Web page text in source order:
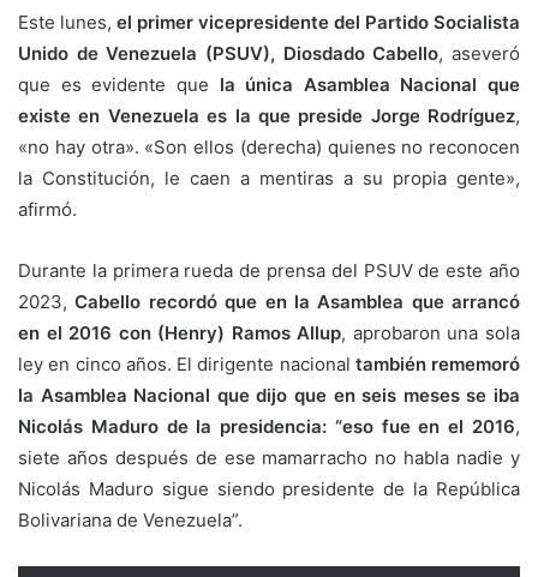
Este lunes, el primer vicepresidente del Partido Socialista
Unido de Venezuela (PSUV), Diosdado Cabello, aseveró
que es evidente que la única Asamblea Nacional que
existe en Venezuela es la que preside Jorge Rodríguez,
«no hay otra». «Son ellos (derecha) quienes no reconocen
la Constitución, le caen a mentiras a su propia gente»,
afirmó.
Durante la primera rueda de prensa del PSUV de este año
2023,Cabello recordó que en la Asamblea que arrancó
en el 2016 con (Henry) Ramos Allup, aprobaron una sola
ley en cinco años. El dirigente nacional también rememoró
la Asamblea Nacional que dijo que en seis meses se iba
Nicolás Maduro de la presidencia: “eso fue en el 2016,
siete años después de ese mamarracho no habla nadie y
Nicolás Maduro sigue siendo presidente de la República
Bolivariana de Venezuela”.